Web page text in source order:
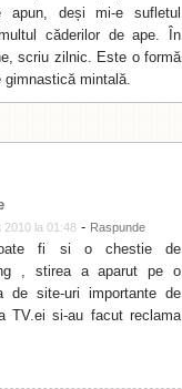
apun, deși mi-e sufletul
căderilor de ape. În
scriu zilnic. Este o formă
gimnastică mintală.
2010 la 01:48 - Raspunde
fi si o chestie de
, stirea a aparut pe o
de site-uri importante de
TV.ei si-au facut reclama